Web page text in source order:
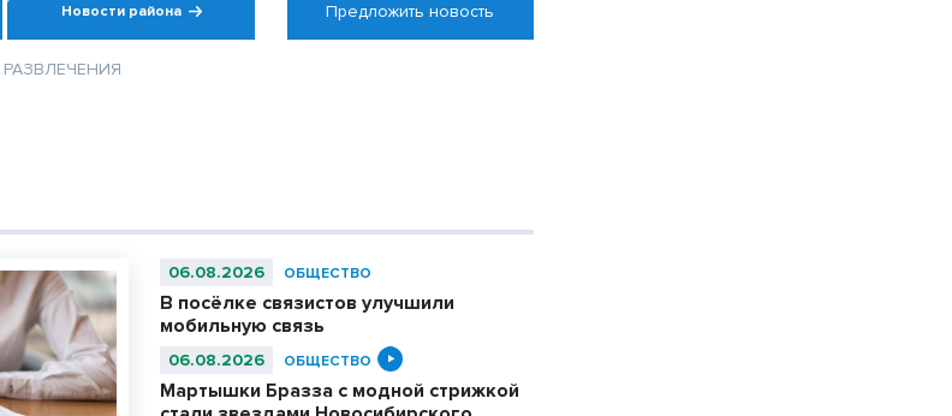
Новости района Предложить новость
РАЗВЛЕЧЕНИЯ
06.08.2026 ОБЩЕСТВО
В посёлке связистов улучшили
мобильную связь
06.08.2026 ОБЩЕСТВО
Мартышки Бразза с модной стрижкой